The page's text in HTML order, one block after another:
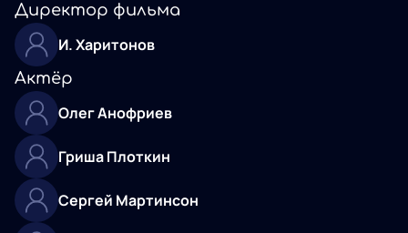
Директор фильма
И. Харитонов
Актёр
Олег Анофриев
Гриша Плоткин
Сергей Мартинсон